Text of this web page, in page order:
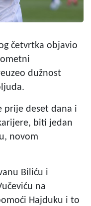
četvrtka objavio
dužnost
prije deset dana i
biti jedan
novom
Biliću i
na
Hajduku i to